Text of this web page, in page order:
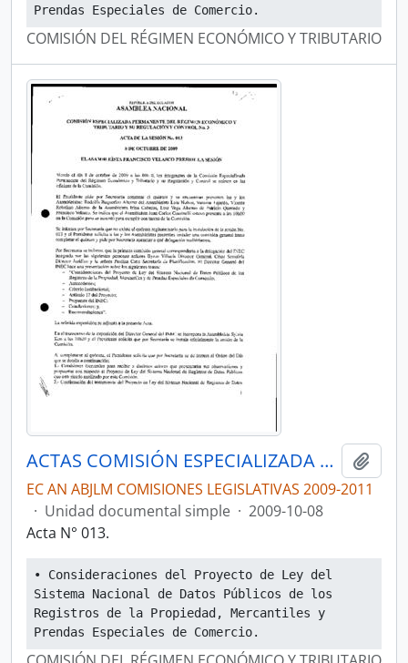
Prendas Especiales de Comercio.
COMISIÓN DEL RÉGIMEN ECONÓMICO Y TRIBUTARIO
ACTAS COMISIÓN ESPECIALIZADA PERMANENTE DEL RÉGIMEN ECONÓMICO Y TRIBUTARIO Y SU REGULACIÓN Y CONTROL
EC AN ABJLM COMISIONES LEGISLATIVAS 2009-2011
· Unidad documental simple · 2009-10-08
Acta N° 013.
• Consideraciones del Proyecto de Ley del
Sistema Nacional de Datos Públicos de los
Registros de la Propiedad, Mercantiles y
Prendas Especiales de Comercio.